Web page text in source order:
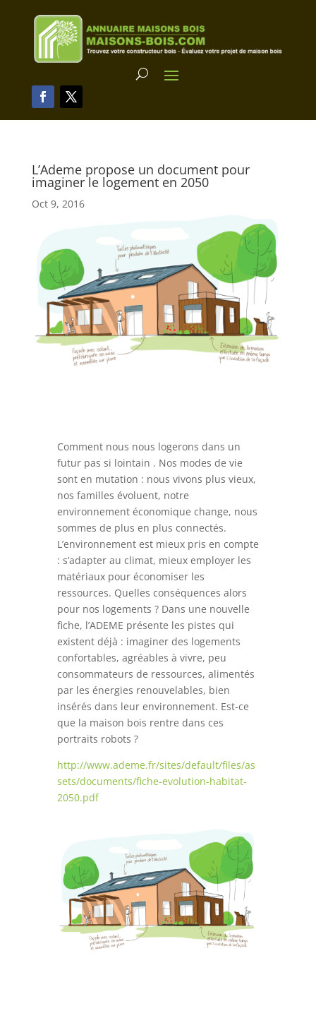
L’Ademe propose un document pour
imaginer le logement en 2050
Oct 9, 2016
Comment nous nous logerons dans un
futur pas si lointain . Nos modes de vie
sont en mutation : nous vivons plus vieux,
nos familles évoluent, notre
environnement économique change, nous
sommes de plus en plus connectés.
L’environnement est mieux pris en compte
: s’adapter au climat, mieux employer les
matériaux pour économiser les
ressources. Quelles conséquences alors
pour nos logements ? Dans une nouvelle
fiche, l’ADEME présente les pistes qui
existent déjà : imaginer des logements
confortables, agréables à vivre, peu
consommateurs de ressources, alimentés
par les énergies renouvelables, bien
insérés dans leur environnement. Est-ce
que la maison bois rentre dans ces
portraits robots ?
http://www.ademe.fr/sites/default/files/as
sets/documents/fiche-evolution-habitat-
2050.pdf